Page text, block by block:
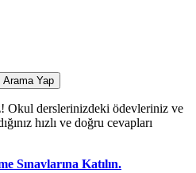
Okul derslerinizdeki ödevleriniz ve
hızlı ve doğru cevapları
Sınavlarına Katılın.